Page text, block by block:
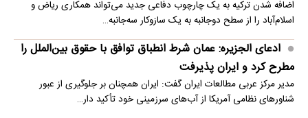
اضافه شدن ترکیه به یک چارچوب دفاعی جدید می‌تواند همکاری ریاض و
اسلام‌آباد را از سطح دوجانبه به یک سازوکار سه‌جانبه…
ادعای الجزیره: عمان شرط انطباق توافق با حقوق بین‌الملل را
مطرح کرد و ایران پذیرفت
مدیر مرکز عربی مطالعات ایران گفت: ایران همچنان بر جلوگیری از عبور
شناورهای نظامی آمریکا از آب‌های سرزمینی خود تأکید دار…